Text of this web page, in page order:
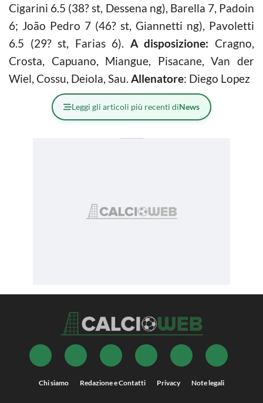
Cigarini 6.5 (38? st, Dessena ng), Barella 7, Padoin
6; João Pedro 7 (46? st, Giannetti ng), Pavoletti
6.5 (29? st, Farias 6). A disposizione: Cragno,
Crosta, Capuano, Miangue, Pisacane, Van der
Wiel, Cossu, Deiola, Sau. Allenatore: Diego Lopez
Leggi gli articoli più recenti diNews
Chi siamo Redazione e Contatti Privacy Note legali